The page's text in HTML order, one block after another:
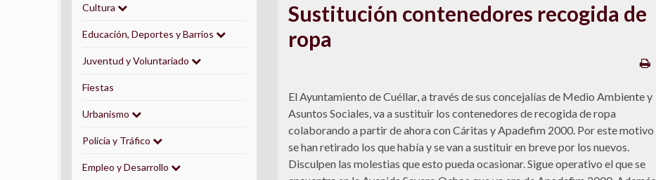
Sustitución contenedores recogida de
ropa
El Ayuntamiento de Cuéllar, a través de sus concejalías de Medio Ambiente y
Asuntos Sociales, va a sustituir los contenedores de recogida de ropa
colaborando a partir de ahora con Cáritas y Apadefim 2000. Por este motivo
se han retirado los que había y se van a sustituir en breve por los nuevos.
Disculpen las molestias que esto pueda ocasionar. Sigue operativo el que se
Cultura
Educación, Deportes y Barrios
Juventud y Voluntariado
Fiestas
Urbanismo
Policía y Tráfico
Empleo y Desarrollo